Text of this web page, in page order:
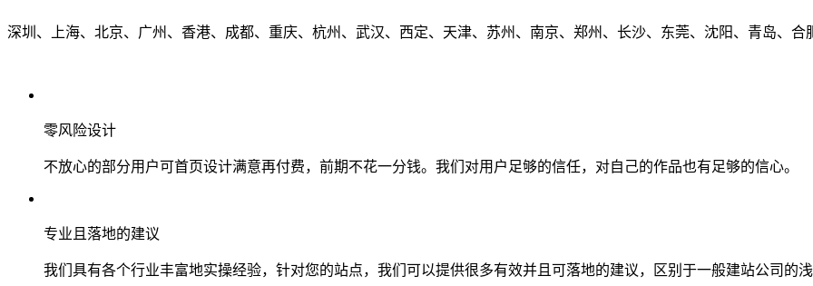
深圳、上海、北京、广州、香港、成都、重庆、杭州、武汉、西定、天津、苏州、南京、郑州、长沙、东莞、沈阳、青岛、合
零风险设计
不放心的部分用户可首页设计满意再付费，前期不花一分钱。我们对用户足够的信任，对自己的作品也有足够的信心。
专业且落地的建议
我们具有各个行业丰富地实操经验，针对您的站点，我们可以提供很多有效并且可落地的建议，区别于一般建站公司的